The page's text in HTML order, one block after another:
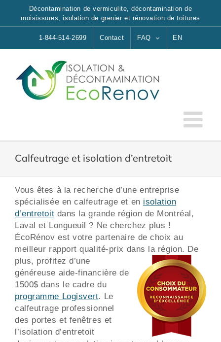
content
Décontamination de vermiculite, décontamination de
moisissures, isolation de grenier et rénovation de toitures
1-844-514-2699 Contact FAQ EN
Calfeutrage et isolation d’entretoit
Vous êtes à la recherche d’une entreprise
spécialisée en calfeutrage et en isolation
d’entretoit dans la grande région de Montréal,
Laval et Longueuil ? Ne cherchez plus !
ÉcoRénov est votre partenaire de choix au
meilleur rapport qualité-prix dans la région.
De
plus, profitez d’une
généreuse aide-financière de
1500$ dans le cadre du
programme Logisvert . Le
calfeutrage professionnel
des portes et fenêtres et
l’isolation d’entretoit